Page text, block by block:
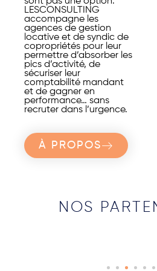
LESCONSULTING
accompagne les
agences de gestion
locative et de syndic de
copropriétés pour leur
permettre d’absorber les
pics d’activité, de
sécuriser leur
comptabilité mandant
et de gagner en
performance… sans
recruter dans l’urgence.
À PROPOS
NOS